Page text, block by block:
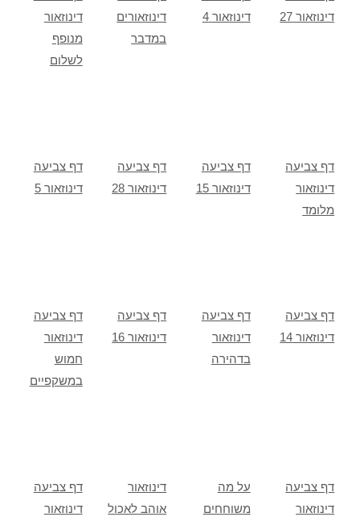
דינוזאור
מנופף
לשלום
דינוזאורים
במדבר
דינוזאור 4
דינוזאור 27
דף צביעה
דינוזאור 5
דף צביעה
דינוזאור 28
דף צביעה
דינוזאור 15
דף צביעה
דינוזאור
מלומד
דף צביעה
דינוזאור
חמוש
במשקפיים
דף צביעה
דינוזאור 16
דף צביעה
דינוזאור
בדהירה
דף צביעה
דינוזאור 14
דף צביעה
דינוזאור
דינוזאור
אוהב לאכול
על מה
משוחחים
דף צביעה
דינוזאור